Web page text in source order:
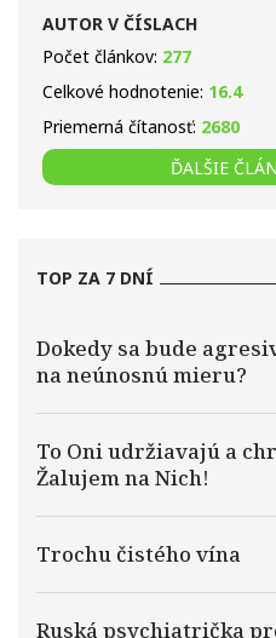
AUTOR V ČÍSLACH
Počet článkov: 277
Celkové hodnotenie: 16.4
Priemerná čítanosť: 2680
ĎALŠIE
TOP ZA 7 DNÍ
Dokedy sa bude
na neúnosnú mieru?
To Oni udržiavajú a
Žalujem na Nich!
Trochu čistého vína
Ruská psychiatrička